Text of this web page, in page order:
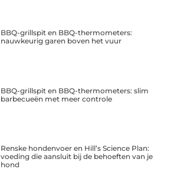
BBQ-grillspit en BBQ-thermometers:
nauwkeurig garen boven het vuur
BBQ-grillspit en BBQ-thermometers: slim
barbecueën met meer controle
Renske hondenvoer en Hill’s Science Plan:
voeding die aansluit bij de behoeften van je
hond